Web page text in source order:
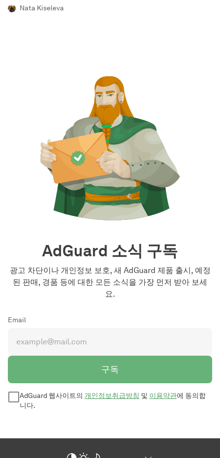
Nata Kiseleva
AdGuard 소식 구독
광고 차단이나 개인정보 보호, 새 AdGuard 제품 출시, 예정
된 판매, 경품 등에 대한 모든 소식을 가장 먼저 받아 보세
요.
Email
구독
AdGuard 웹사이트의 개인정보취급방침 및 이용약관에 동의합
니다.